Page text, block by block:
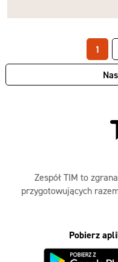
1
Zespół TIM to
przygotowujących
Pobierz